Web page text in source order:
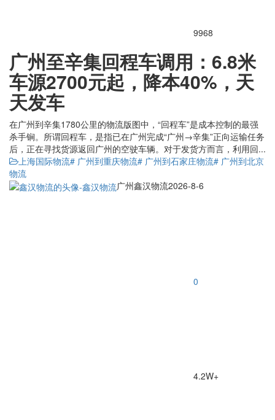
9968
广州至辛集回程车调用：6.8米
车源2700元起，降本40%，天
天发车
在广州到辛集1780公里的物流版图中，“回程车”是成本控制的最强
杀手锏。所谓回程车，是指已在广州完成“广州→辛集”正向运输任务
后，正在寻找货源返回广州的空驶车辆。对于发货方而言，利用回...
上海国际物流# 广州到重庆物流# 广州到石家庄物流# 广州到北京
物流
广州鑫汉物流2026-8-6
0
4.2W+